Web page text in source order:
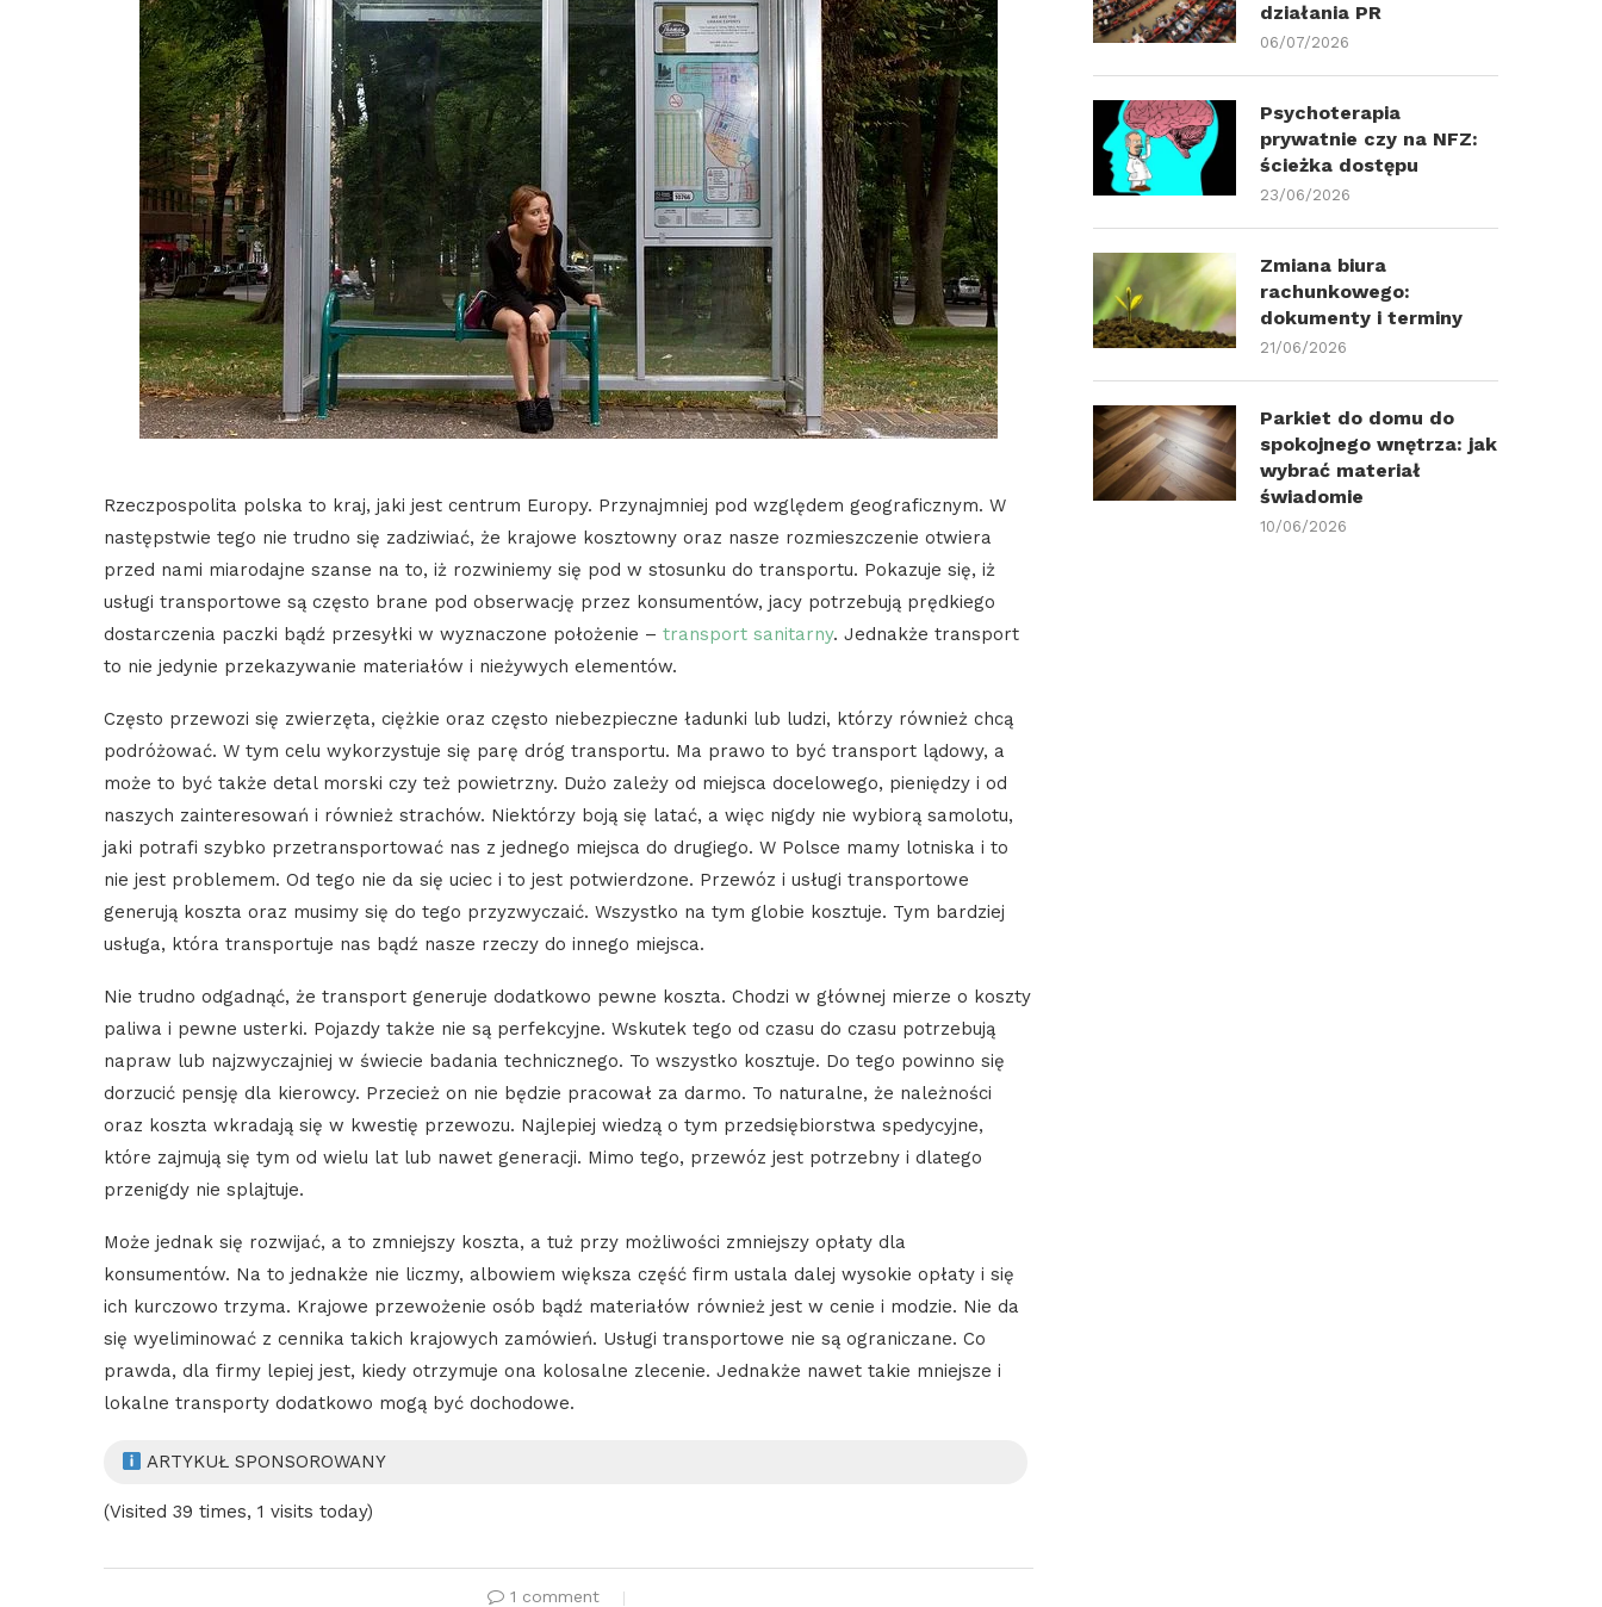
Rzeczpospolita polska to kraj, jaki jest centrum Europy. Przynajmniej pod względem geograficznym. W
następstwie tego nie trudno się zadziwiać, że krajowe kosztowny oraz nasze rozmieszczenie otwiera
przed nami miarodajne szanse na to, iż rozwiniemy się pod w stosunku do transportu. Pokazuje się, iż
usługi transportowe są często brane pod obserwację przez konsumentów, jacy potrzebują prędkiego
dostarczenia paczki bądź przesyłki w wyznaczone położenie – transport sanitarny. Jednakże transport
to nie jedynie przekazywanie materiałów i nieżywych elementów.
Często przewozi się zwierzęta, ciężkie oraz często niebezpieczne ładunki lub ludzi, którzy również chcą
podróżować. W tym celu wykorzystuje się parę dróg transportu. Ma prawo to być transport lądowy, a
może to być także detal morski czy też powietrzny. Dużo zależy od miejsca docelowego, pieniędzy i od
naszych zainteresowań i również strachów. Niektórzy boją się latać, a więc nigdy nie wybiorą samolotu,
jaki potrafi szybko przetransportować nas z jednego miejsca do drugiego. W Polsce mamy lotniska i to
nie jest problemem. Od tego nie da się uciec i to jest potwierdzone. Przewóz i usługi transportowe
generują koszta oraz musimy się do tego przyzwyczaić. Wszystko na tym globie kosztuje. Tym bardziej
usługa, która transportuje nas bądź nasze rzeczy do innego miejsca.
Nie trudno odgadnąć, że transport generuje dodatkowo pewne koszta. Chodzi w głównej mierze o koszty
paliwa i pewne usterki. Pojazdy także nie są perfekcyjne. Wskutek tego od czasu do czasu potrzebują
napraw lub najzwyczajniej w świecie badania technicznego. To wszystko kosztuje. Do tego powinno się
dorzucić pensję dla kierowcy. Przecież on nie będzie pracował za darmo. To naturalne, że należności
oraz koszta wkradają się w kwestię przewozu. Najlepiej wiedzą o tym przedsiębiorstwa spedycyjne,
które zajmują się tym od wielu lat lub nawet generacji. Mimo tego, przewóz jest potrzebny i dlatego
przenigdy nie splajtuje.
Może jednak się rozwijać, a to zmniejszy koszta, a tuż przy możliwości zmniejszy opłaty dla
konsumentów. Na to jednakże nie liczmy, albowiem większa część firm ustala dalej wysokie opłaty i się
ich kurczowo trzyma. Krajowe przewożenie osób bądź materiałów również jest w cenie i modzie. Nie da
się wyeliminować z cennika takich krajowych zamówień. Usługi transportowe nie są ograniczane. Co
prawda, dla firmy lepiej jest, kiedy otrzymuje ona kolosalne zlecenie. Jednakże nawet takie mniejsze i
lokalne transporty dodatkowo mogą być dochodowe.
ARTYKUŁ SPONSOROWANY
(Visited 39 times, 1 visits today)
1 comment
działania PR
06/07/2026
Psychoterapia
prywatnie czy na NFZ:
ścieżka dostępu
23/06/2026
Zmiana biura
rachunkowego:
dokumenty i terminy
21/06/2026
Parkiet do domu do
spokojnego wnętrza: jak
wybrać materiał
świadomie
10/06/2026